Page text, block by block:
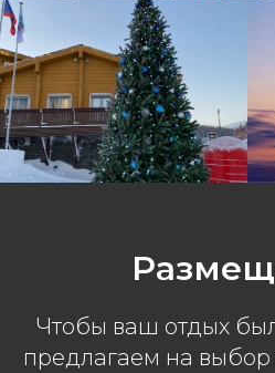
Чтобы ваш отдых
предлагаем на